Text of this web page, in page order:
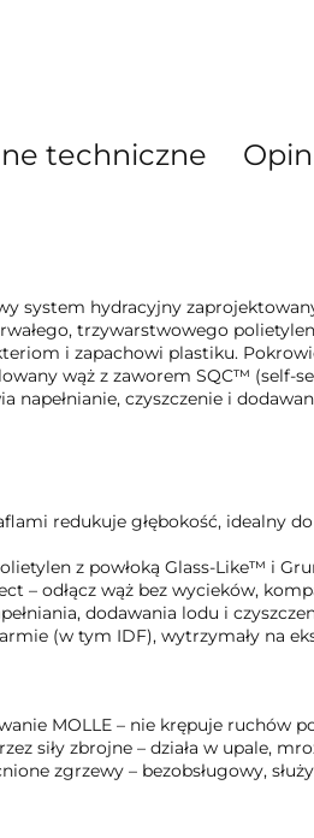
techniczne
system hydracyjny
trzywarstwowego
i zapachowi plastiku.
wąż z zaworem SQC™ (self-
czyszczenie i
redukuje głębokość, idealny
z powłoką Glass-Like™ i
– odłącz wąż bez wycieków,
dodawania lodu i
(w tym IDF), wytrzymały na
MOLLE – nie krępuje ruchów
siły zbrojne – działa w upale,
zgrzewy – bezobsługowy,